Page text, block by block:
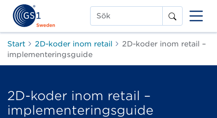
Sök
Start 2D-koder inom retail
2D-koder inom retail –
implementeringsguide
2D-koder inom retail –
implementeringsguide